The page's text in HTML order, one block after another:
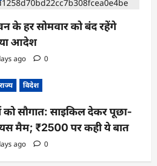
के हर सोमवार को बंद रहेंगे
आदेश
ago 0
राज्य विदेश
को सौगात: साइकिल देकर पूछा-
यस मैम; ₹2500 पर कही ये बात
ago 0